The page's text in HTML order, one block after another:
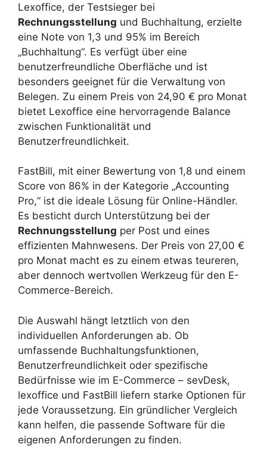
Lexoffice, der Testsieger bei
Rechnungsstellung und Buchhaltung, erzielte
eine Note von 1,3 und 95% im Bereich
„Buchhaltung“. Es verfügt über eine
benutzerfreundliche Oberfläche und ist
besonders geeignet für die Verwaltung von
Belegen. Zu einem Preis von 24,90 € pro Monat
bietet Lexoffice eine hervorragende Balance
zwischen Funktionalität und
Benutzerfreundlichkeit.
FastBill, mit einer Bewertung von 1,8 und einem
Score von 86% in der Kategorie „Accounting
Pro,“ ist die ideale Lösung für Online-Händler.
Es besticht durch Unterstützung bei der
Rechnungsstellung per Post und eines
effizienten Mahnwesens. Der Preis von 27,00 €
pro Monat macht es zu einem etwas teureren,
aber dennoch wertvollen Werkzeug für den E-
Commerce-Bereich.
Die Auswahl hängt letztlich von den
individuellen Anforderungen ab. Ob
umfassende Buchhaltungsfunktionen,
Benutzerfreundlichkeit oder spezifische
Bedürfnisse wie im E-Commerce – sevDesk,
lexoffice und FastBill liefern starke Optionen für
jede Voraussetzung. Ein gründlicher Vergleich
kann helfen, die passende Software für die
eigenen Anforderungen zu finden.